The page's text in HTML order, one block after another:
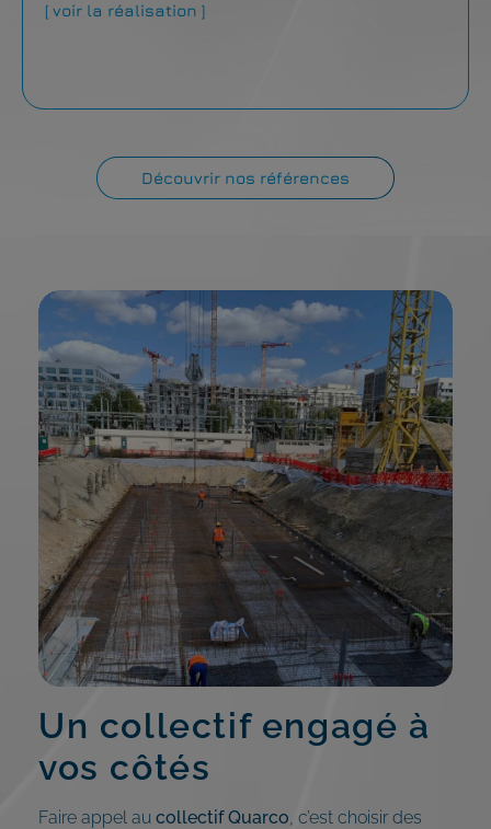
[ voir la réalisation ]
Découvrir nos références
Un collectif engagé à
vos côtés
Faire appel au collectif Quarco, c’est choisir des